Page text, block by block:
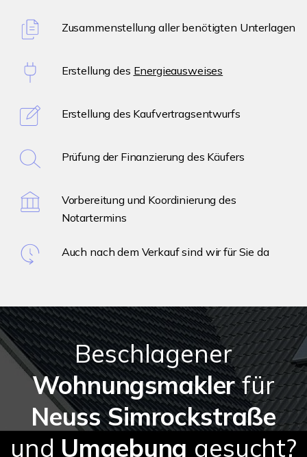
Zusammenstellung aller benötigten Unterlagen
Erstellung des Energieausweises
Erstellung des Kaufvertragsentwurfs
Prüfung der Finanzierung des Käufers
Vorbereitung und Koordinierung des
Notartermins
Auch nach dem Verkauf sind wir für Sie da
Beschlagener
Wohnungsmaklerfür
Neuss Simrockstraße
und Umgebung gesucht?